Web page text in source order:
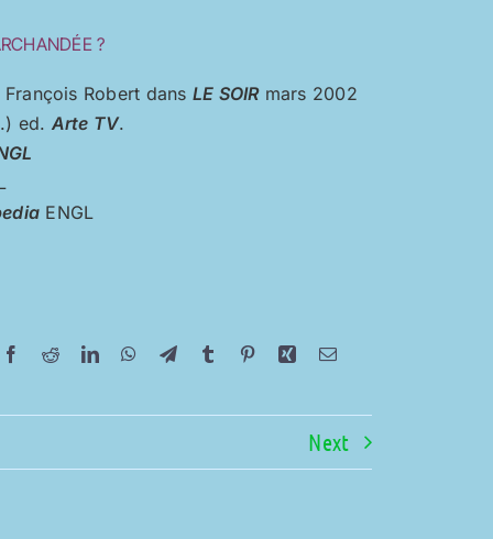
?
Robert dans LE SOIRmars 2002
ed. Arte TV.
ENGL
Next